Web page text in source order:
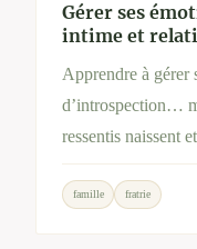
Gérer ses
intime et
Apprendre à gérer
d’introspection…
ressentis naissent
relations : mère-
Cet article explore
et relationnel –
famille fratrie